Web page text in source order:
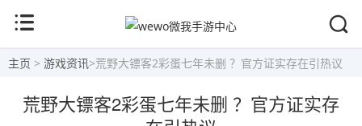
主页 > 游戏资讯>荒野大镖客2彩蛋七年未删 ？官方证实存在引热议
荒野大镖客2彩蛋七年未删 ？官方证实存